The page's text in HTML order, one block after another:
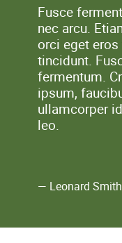
Fusce
nec arcu.
orci eget
tincidunt.
fermentum.
ipsum,
ullamcorper
leo.
— Leonard Smith